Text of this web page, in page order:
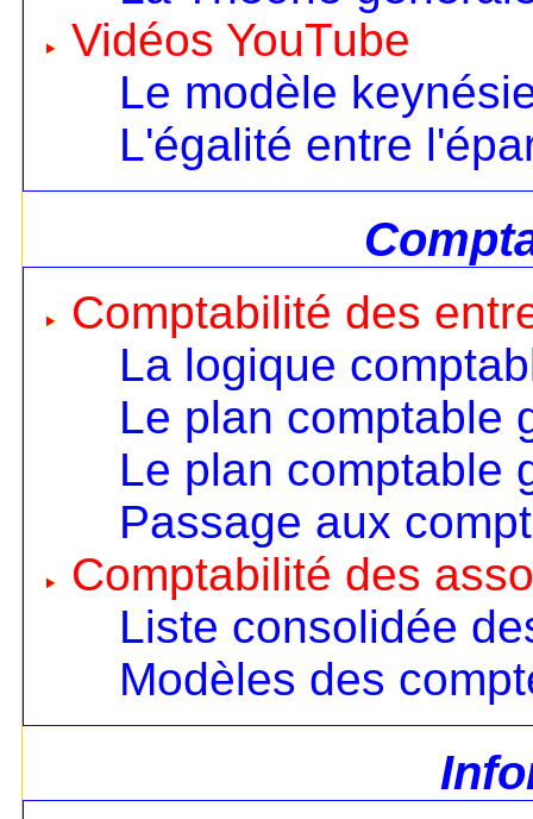
Vidéos YouTube
Le modèle
L'égalité entre
Comptabilité des
La logique
Le plan comptable
Le plan comptable
Passage aux
Comptabilité des
Liste consolidée
Modèles des